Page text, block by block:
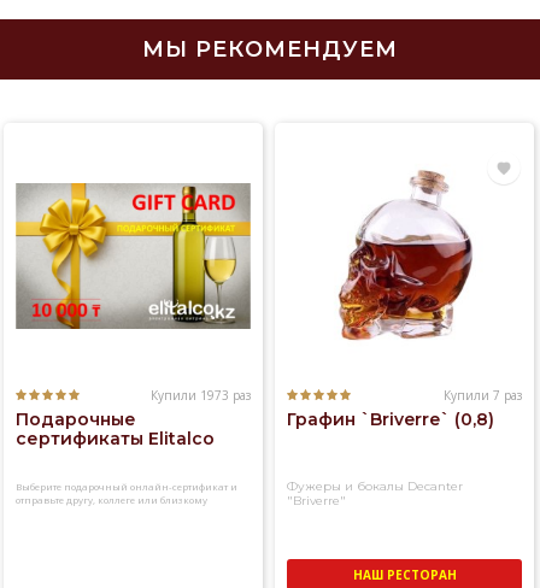
МЫ РЕКОМЕНДУЕМ
Купили 1973 раз
Подарочные
сертификаты Elitalco
Выберите подарочный онлайн-сертификат и
отправьте другу, коллеге или близкому
Купили 7 раз
Графин `Briverre` (0,8)
Фужеры и бокалы Decanter
"Briverre"
НАШ РЕСТОРАН